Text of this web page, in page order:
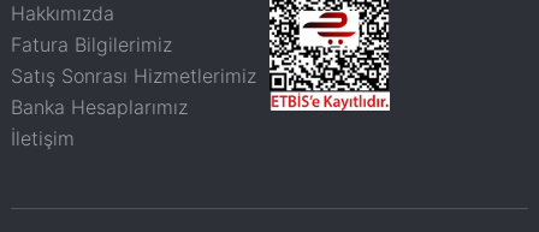
Hakkımızda
Fatura Bilgilerimiz
Satış Sonrası Hizmetlerimiz
Banka Hesaplarımız
İletişim